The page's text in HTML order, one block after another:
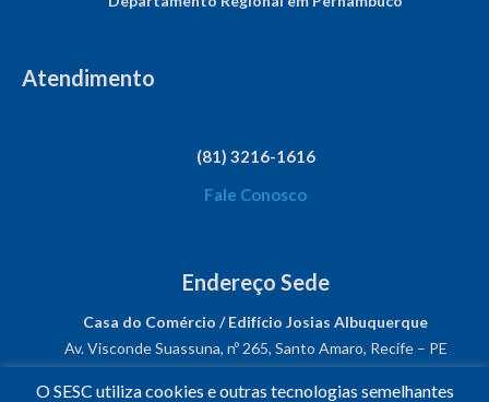
Atendimento
(81) 3216-1616
Fale Conosco
Endereço Sede
Casa do Comércio / Edifício Josias Albuquerque
Av. Visconde Suassuna, nº 265, Santo Amaro, Recife – PE
O SESC utiliza cookies e outras tecnologias semelhantes